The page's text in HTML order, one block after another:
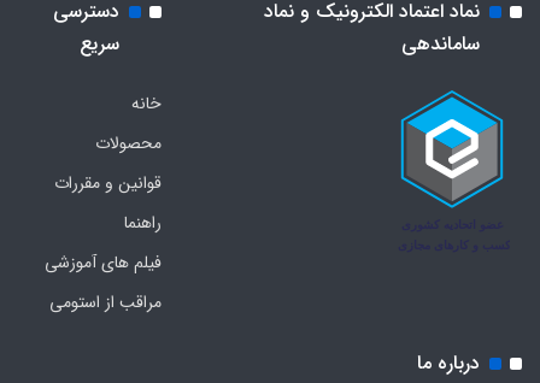
نماد اعتماد الکترونیک و نماد
ساماندهی
دسترسی
سریع
خانه
محصولات
قوانین و مقررات
راهنما
فیلم های آموزشی
مراقب از استومی
درباره ما